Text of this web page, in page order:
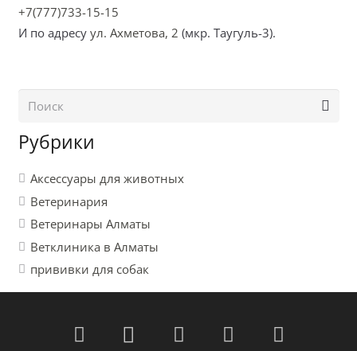
+7(777)733-15-15
И по адресу ул. Ахметова, 2 (мкр. Таугуль-3).
Рубрики
Аксессуары для животных
Ветеринария
Ветеринары Алматы
Ветклиника в Алматы
прививки для собак